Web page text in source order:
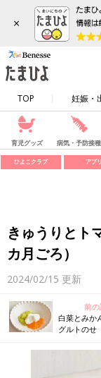
×
TOP 妊娠・
育児グッズ 病気・予防接種
ひよこクラブ アプリ
きゅうりとト
カ月ごろ）
2024/02/15 更新
前の
白菜とみか
グルトのせ